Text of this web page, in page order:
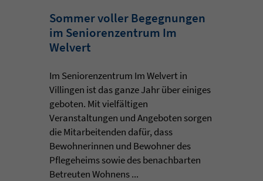
Sommer voller Begegnungen
im Seniorenzentrum Im
Welvert
Im Seniorenzentrum Im Welvert in
Villingen ist das ganze Jahr über einiges
geboten. Mit vielfältigen
Veranstaltungen und Angeboten sorgen
die Mitarbeitenden dafür, dass
Bewohnerinnen und Bewohner des
Pflegeheims sowie des benachbarten
Betreuten Wohnens ...